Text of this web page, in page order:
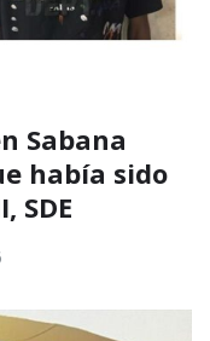
Sabana
había sido
SDE